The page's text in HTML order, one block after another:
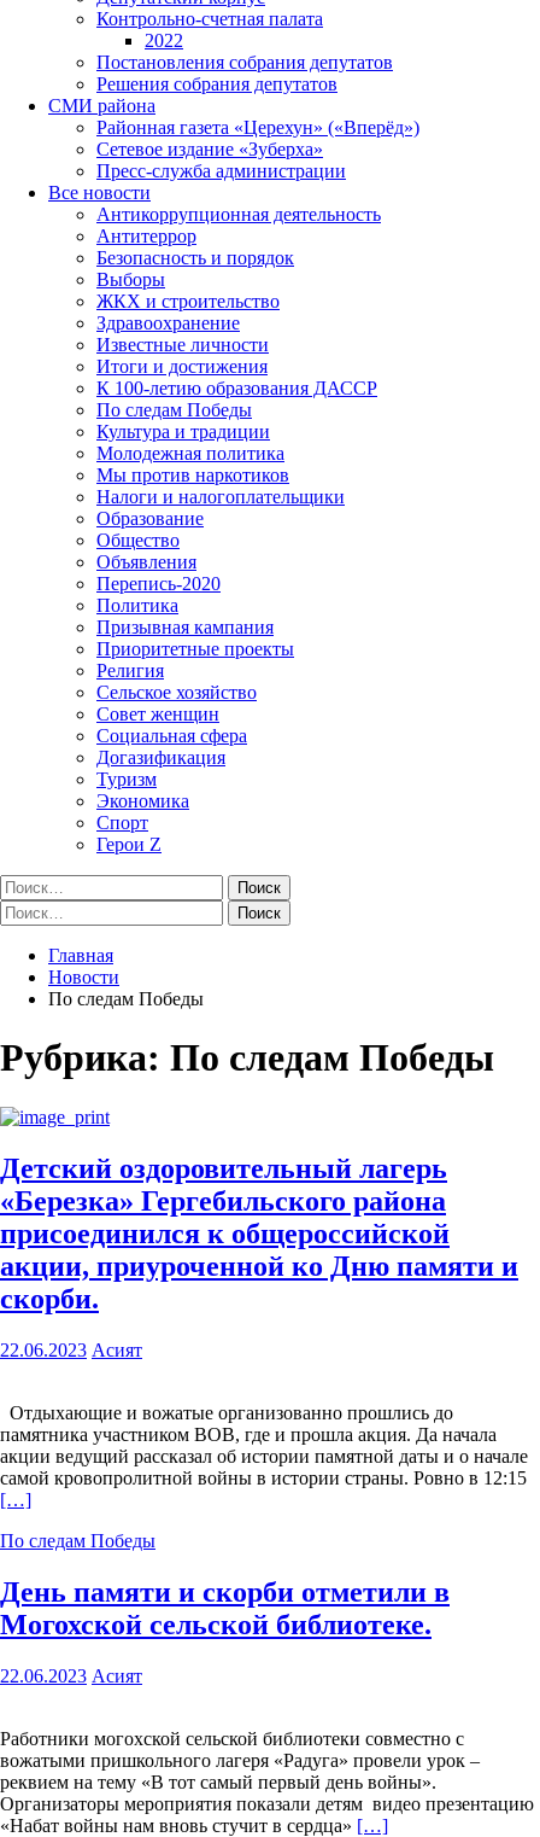
Контрольно-счетная палата
2022
Постановления собрания депутатов
Решения собрания депутатов
СМИ района
Районная газета «Церехун» («Вперёд»)
Сетевое издание «Зуберха»
Пресс-служба администрации
Все новости
Антикоррупционная деятельность
Антитеррор
Безопасность и порядок
Выборы
ЖКХ и строительство
Здравоохранение
Известные личности
Итоги и достижения
К 100-летию образования ДАССР
По следам Победы
Культура и традиции
Молодежная политика
Мы против наркотиков
Налоги и налогоплательщики
Образование
Общество
Объявления
Перепись-2020
Политика
Призывная кампания
Приоритетные проекты
Религия
Сельское хозяйство
Совет женщин
Социальная сфера
Догазификация
Туризм
Экономика
Спорт
Герои Z
Найти:
Найти:
Главная
Новости
По следам Победы
Рубрика: По следам Победы
Детский оздоровительный лагерь
«Березка» Гергебильского района
присоединился к общероссийской
акции, приуроченной ко Дню памяти и
скорби.
22.06.2023 Асият
Отдыхающие и вожатые организованно прошлись до
памятника участником ВОВ, где и прошла акция. Да начала
акции ведущий рассказал об истории памятной даты и о начале
самой кровопролитной войны в истории страны. Ровно в 12:15
[…]
По следам Победы
День памяти и скорби отметили в
Могохской сельской библиотеке.
22.06.2023 Асият
Работники могохской сельской библиотеки совместно с
вожатыми пришкольного лагеря «Радуга» провели урок –
реквием на тему «В тот самый первый день войны».
Организаторы мероприятия показали детям видео презентацию
«Набат войны нам вновь стучит в сердца» […]